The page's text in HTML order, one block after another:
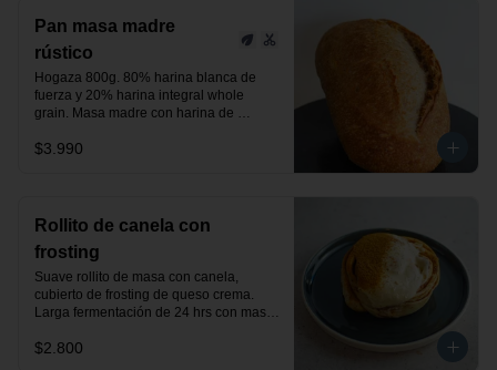
Pan masa madre
rústico
Hogaza 800g. 80% harina blanca de
fuerza y 20% harina integral whole
grain. Masa madre con harina de
24 horas de fermentación.
$3.990
Rollito de canela con
frosting
Suave rollito de masa con canela,
cubierto de frosting de queso crema.
Larga fermentación de 24 hrs con masa
$2.800